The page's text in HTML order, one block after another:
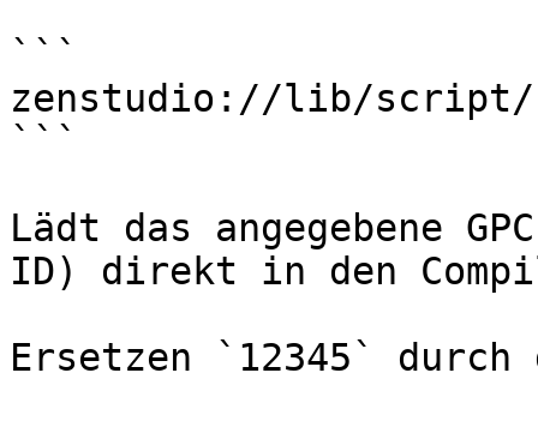
```
zenstudio://lib/script/
```
Lädt das angegebene
ID) direkt in den
Ersetzen `12345`